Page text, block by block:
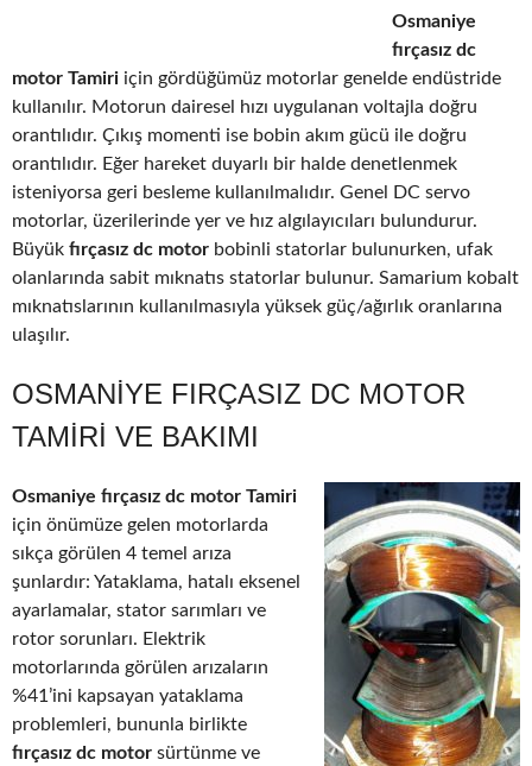
Osmaniye
fırçasız dc
motor Tamiri için gördüğümüz motorlar genelde endüstride
kullanılır. Motorun dairesel hızı uygulanan voltajla doğru
orantılıdır. Çıkış momenti ise bobin akım gücü ile doğru
orantılıdır. Eğer hareket duyarlı bir halde denetlenmek
isteniyorsa geri besleme kullanılmalıdır. Genel DC servo
motorlar, üzerilerinde yer ve hız algılayıcıları bulundurur.
Büyük fırçasız dc motor bobinli statorlar bulunurken, ufak
olanlarında sabit mıknatıs statorlar bulunur. Samarium kobalt
mıknatıslarının kullanılmasıyla yüksek güç/ağırlık oranlarına
ulaşılır.
OSMANIYE FIRÇASIZ DC MOTOR
TAMIRI VE BAKIMI
Osmaniye fırçasız dc motor Tamiri
için önümüze gelen motorlarda
sıkça görülen 4 temel arıza
şunlardır: Yataklama, hatalı eksenel
ayarlamalar, stator sarımları ve
rotor sorunları. Elektrik
motorlarında görülen arızaların
%41’ini kapsayan yataklama
problemleri, bununla birlikte
fırçasız dc motor sürtünme ve